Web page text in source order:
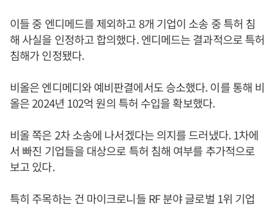
이들 중 엔디메드를 제외하고 8개 기업이 소송 중 특허 침
해 사실을 인정하고 합의했다. 엔디메드는 결과적으로 특허
침해가 인정됐다.
비올은 엔디메디와 예비판결에서도 승소했다. 이를 통해 비
올은 2024년 102억 원의 특허 수입을 확보했다.
비올 쪽은 2차 소송에 나서겠다는 의지를 드러냈다. 1차에
서 빠진 기업들을 대상으로 특허 침해 여부를 추가적으로
보고 있다.
특히 주목하는 건 마이크로니들 RF 분야 글로벌 1위 기업